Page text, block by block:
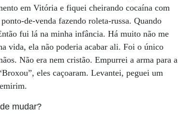
em Vitória e fiquei cheirando cocaína com
de-venda fazendo roleta-russa. Quando
fui lá na minha infância. Há muito não me
vida, ela não poderia acabar ali. Foi o único
Não era nem cristão. Empurrei a arma para a
eles caçoaram. Levantei, peguei um
mudar?